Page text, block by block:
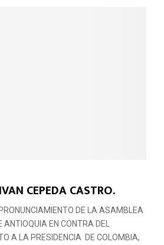
CEPEDA CASTRO.
DE LA ASAMBLEA
EN CONTRA DEL
A LA PRESIDENCIA DE COLOMBIA,